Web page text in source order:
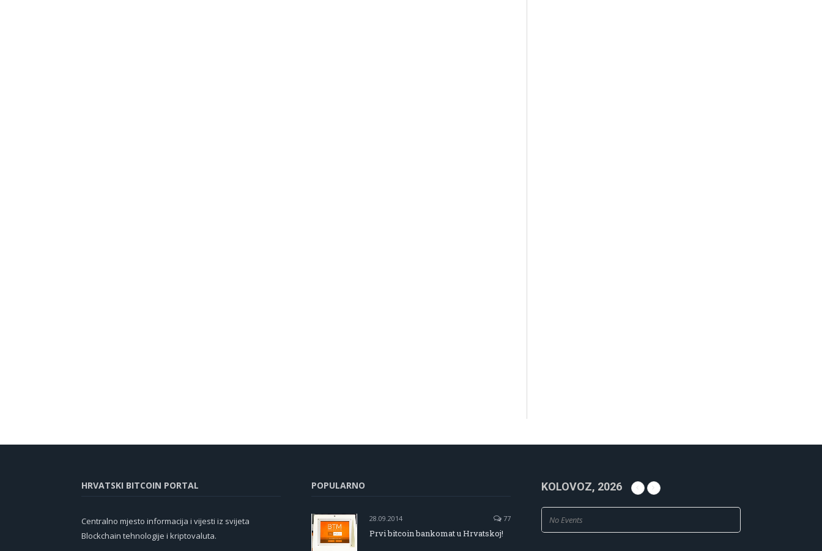
HRVATSKI BITCOIN PORTAL
Centralno mjesto informacija i vijesti iz svijeta
Blockchain tehnologije i kriptovaluta.
POPULARNO
28.09.2014 77
Prvi bitcoin bankomat u Hrvatskoj!
KOLOVOZ, 2026
No Events